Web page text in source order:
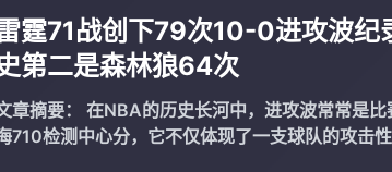
霆71战创下79次10-0进攻波纪
第二是森林狼64次
要： 在NBA的历史长河中，进攻波常常是比赛中的重要组成部公
710检测中心分，它不仅体现了一支球队的攻击